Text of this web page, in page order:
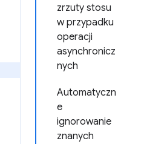
zrzuty stosu
w przypadku
operacji
asynchronicz
nych
Automatyczn
e
ignorowanie
znanych